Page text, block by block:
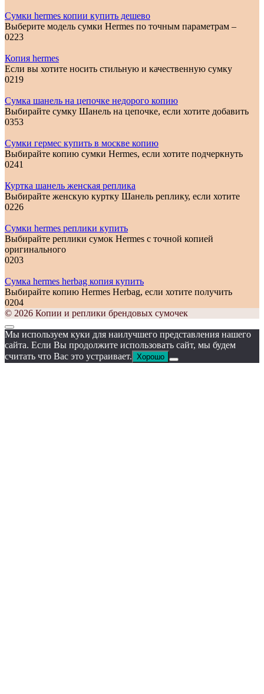
Сумки hermes копии купить дешево
Выберите модель сумки Hermes по точным параметрам –
0223
Копия hermes
Если вы хотите носить стильную и качественную сумку
0219
Сумка шанель на цепочке недорого копию
Выбирайте сумку Шанель на цепочке, если хотите добавить
0353
Сумки гермес купить в москве копию
Выбирайте копию сумки Hermes, если хотите подчеркнуть
0241
Куртка шанель женская реплика
Выбирайте женскую куртку Шанель реплику, если хотите
0226
Сумки hermes реплики купить
Выбирайте реплики сумок Hermes с точной копией
оригинального
0203
Сумка hermes herbag копия купить
Выбирайте копию Hermes Herbag, если хотите получить
0204
© 2026 Копии и реплики брендовых сумочек
Мы используем куки для наилучшего представления нашего
сайта. Если Вы продолжите использовать сайт, мы будем
считать что Вас это устраивает. Хорошо